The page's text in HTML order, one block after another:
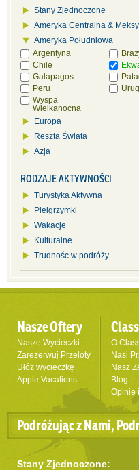
Stany Zjednoczone
Ameryka Centralna &
Ameryka Południowa
Argentyna
Chile
Galapagos
Peru
Wyspa
Wielkanocna
Europa
Reszta Świata
Azja
RODZAJE AKTYWNOŚCI
Turystyka Aktywna
Pielgrzymki
Wakacje
Kulturalne
Trudnośc w podróży
Nasze Oftery
Nasze Wycieczki
Zarezerwuj Przeloty
Ułóż wycieczkę
Apple Vacations
O
Nasi
Nasz
Blog
Opinie
Podróżując z Nami,
Stany Zjednoczone: